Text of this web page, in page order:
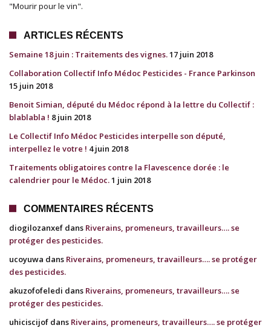
"Mourir pour le vin".
ARTICLES RÉCENTS
Semaine 18 juin : Traitements des vignes.17 juin 2018
Collaboration Collectif Info Médoc Pesticides - France Parkinson
15 juin 2018
Benoit Simian, député du Médoc répond à la lettre du Collectif :
blablabla ! 8 juin 2018
Le Collectif Info Médoc Pesticides interpelle son député,
interpellez le votre ! 4 juin 2018
Traitements obligatoires contre la Flavescence dorée : le
calendrier pour le Médoc.1 juin 2018
COMMENTAIRES RÉCENTS
diogilozanxef dans Riverains, promeneurs, travailleurs…. se
protéger des pesticides.
ucoyuwa dans Riverains, promeneurs, travailleurs…. se protéger
des pesticides.
akuzofofeledi dans Riverains, promeneurs, travailleurs…. se
protéger des pesticides.
uhiciscijof dans Riverains, promeneurs, travailleurs…. se protéger